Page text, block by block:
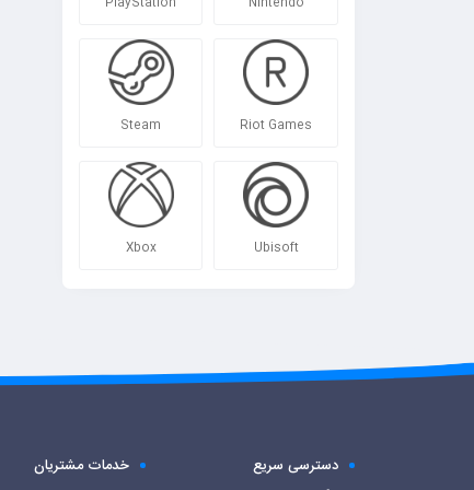
Riot Games
Steam
Ubisoft
Xbox
دسترسی سریع خدمات مشتریان